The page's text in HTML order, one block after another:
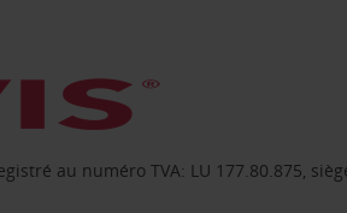
au numéro TVA: LU 177.80.875,